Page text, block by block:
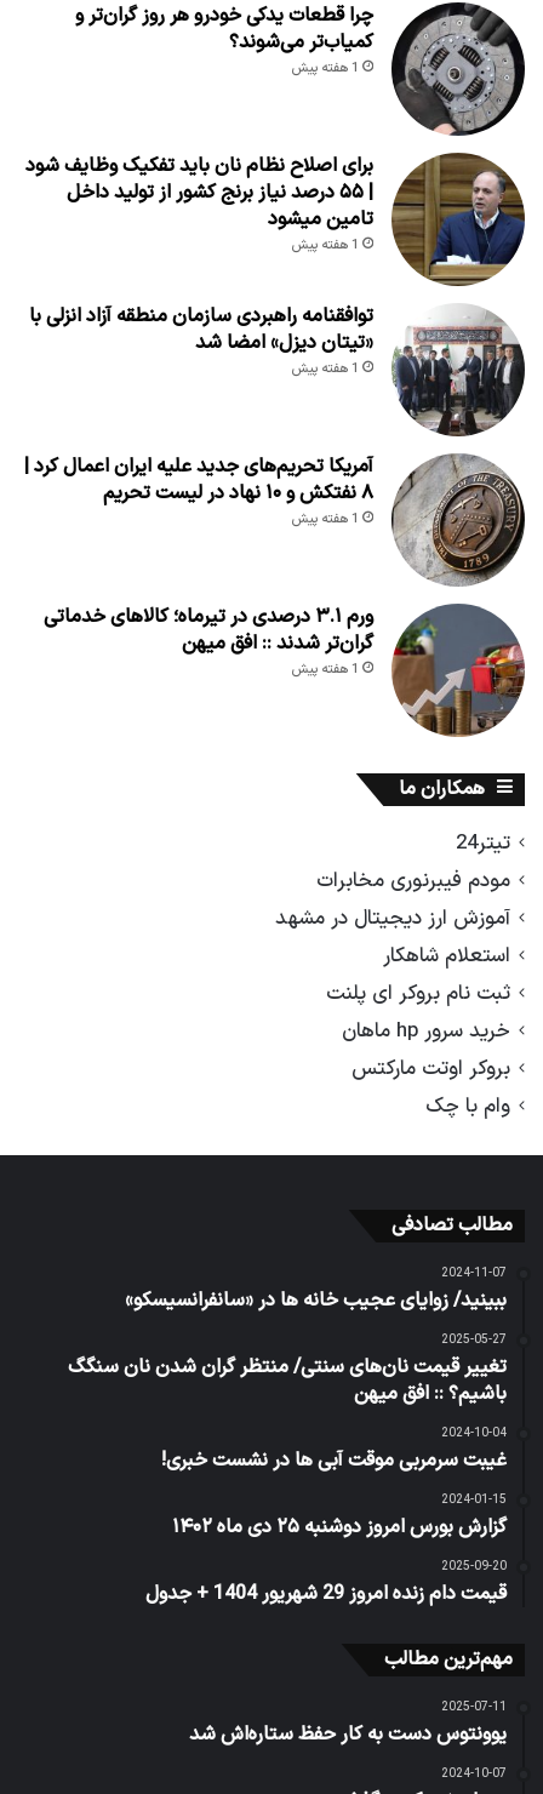
چرا قطعات یدکی خودرو هر روز گران‌تر و
کمیاب‌تر می‌شوند؟
1 هفته پیش
برای اصلاح نظام نان باید تفکیک وظایف شود
| ۵۵ درصد نیاز برنج کشور از تولید داخل
تامین میشود
1 هفته پیش
توافقنامه راهبردی سازمان منطقه آزاد انزلی با
«تیتان دیزل» امضا شد
1 هفته پیش
آمریکا تحریم‌های جدید علیه ایران اعمال کرد |
۸ نفتکش و ۱۰ نهاد در لیست تحریم
1 هفته پیش
ورم ۳.۱ درصدی در تیرماه؛ کالاهای خدماتی
گران‌تر شدند :: افق میهن
1 هفته پیش
همکاران ما
تیتر24
مودم فیبرنوری مخابرات
آموزش ارز دیجیتال در مشهد
استعلام شاهکار
ثبت نام بروکر ای پلنت
خرید سرور hp ماهان
بروکر اوتت مارکتس
وام با چک
مطالب تصادفی
2024-11-07
ببینید/‌ زوایای عجیب خانه ها در «سانفرانسیسکو»
2025-05-27
تغییر قیمت نان‌های سنتی/ منتظر گران شدن نان سنگگ
باشیم؟ :: افق میهن
2024-10-04
غیبت سرمربی موقت آبی ها در نشست خبری!
2024-01-15
گزارش بورس امروز دوشنبه ۲۵ دی ماه ۱۴۰۲
2025-09-20
قیمت دام زنده امروز 29 شهریور 1404 + جدول
مهم‌ترین مطالب
2025-07-11
یوونتوس دست به کار حفظ ستاره‌اش شد
2024-10-07